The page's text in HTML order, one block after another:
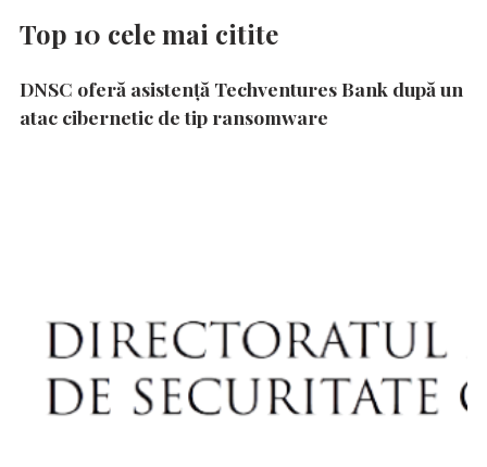
Top 10 cele mai citite
DNSC oferă asistență Techventures Bank după un
atac cibernetic de tip ransomware